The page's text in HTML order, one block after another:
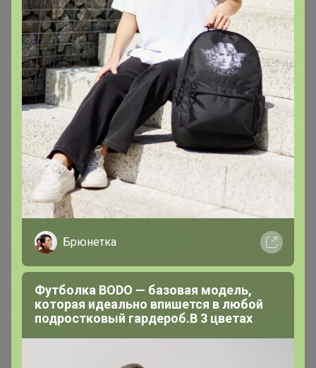
Покупают вместе
Хит
От 250р
Тысяча и одна ночь чай От 250р
Завтрак императора чай
Брюнетка
Футболка BODO — базовая модель,
которая идеально впишется в любой
подростковый гардероб.В 3 цветах